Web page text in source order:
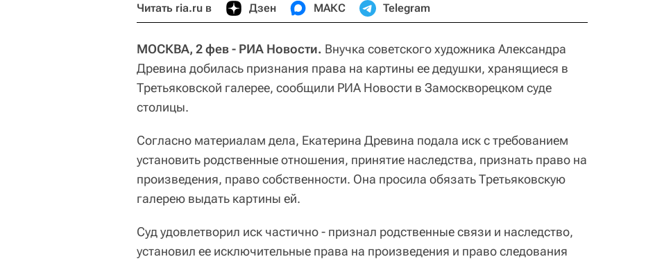
Читать ria.ru в Дзен МАКС Telegram
МОСКВА, 2 фев - РИА Новости. Внучка советского художника Александра
Древина добилась признания права на картины ее дедушки, хранящиеся в
Третьяковской галерее, сообщили РИА Новости в Замоскворецком суде
столицы.
Согласно материалам дела, Екатерина Древина подала иск с требованием
установить родственные отношения, принятие наследства, признать право на
произведения, право собственности. Она просила обязать Третьяковскую
галерею выдать картины ей.
Суд удовлетворил иск частично - признал родственные связи и наследство,
установил ее исключительные права на произведения и право следования